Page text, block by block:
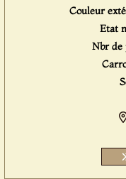
Couleur
Etat
Nbr de